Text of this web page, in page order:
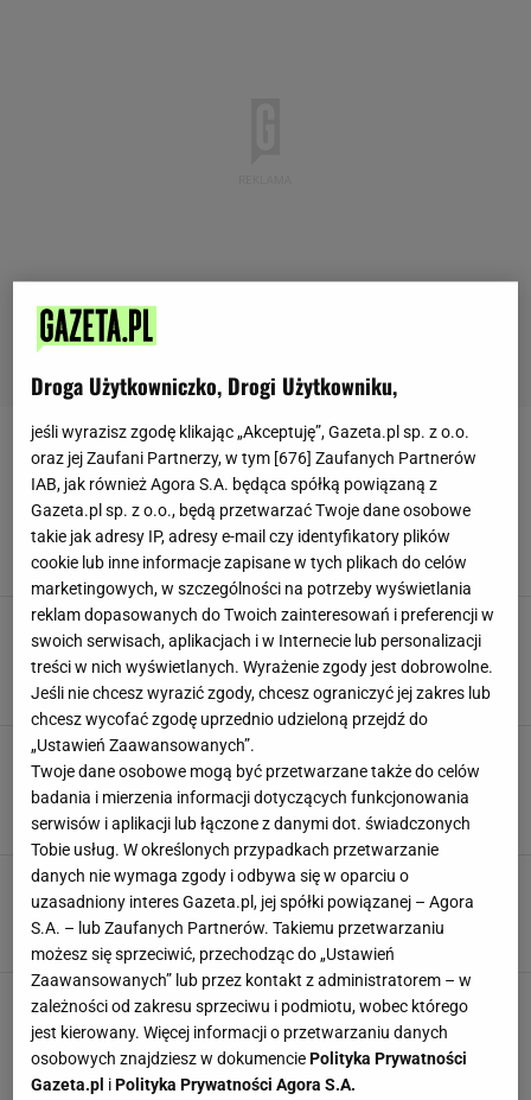
MAŚLAKI
Jak wygląda borowiec dęty i czy jest jadalny?
Kuzyn maślaka rośnie tylko przy tych drzewach
GRZYBOBRANIE GRZYBY GRZYBY JADALNE
Niepozorne, a lepsze niż prawdziwki.
Grzybiarze omijają je szerokim łukiem i
popełniają błąd
GRZYBOBRANIE GRZYBY MAŚLAKI
Dlaczego babcie zawsze obierały te grzyby?
Skórka może zniszczyć nie tylko smak, ale i
cały dzień
DOMOWE SPOSOBY GRZYBY GRZYBY JADALNE
Z nich zrobisz najlepszy sos. Szukaj przy
sosnach i innych iglakach
GRZYBY GRZYBY JADALNE MAŚLAKI
3 składniki i 25 minut. Tyle wystarczy, by z
maślaków wyczarować przepyszne danie. Jest
obłędne
GRZYBY
Droga Użytkowniczko, Drogi Użytkowniku,
jeśli wyrazisz zgodę klikając „Akceptuję”, Gazeta.pl sp. z o.o.
oraz jej Zaufani Partnerzy, w tym [676] Zaufanych Partnerów
IAB, jak również Agora S.A. będąca spółką powiązaną z
Gazeta.pl sp. z o.o., będą przetwarzać Twoje dane osobowe
takie jak adresy IP, adresy e-mail czy identyfikatory plików
cookie lub inne informacje zapisane w tych plikach do celów
marketingowych, w szczególności na potrzeby wyświetlania
reklam dopasowanych do Twoich zainteresowań i preferencji w
swoich serwisach, aplikacjach i w Internecie lub personalizacji
treści w nich wyświetlanych. Wyrażenie zgody jest dobrowolne.
Jeśli nie chcesz wyrazić zgody, chcesz ograniczyć jej zakres lub
chcesz wycofać zgodę uprzednio udzieloną przejdź do
„Ustawień Zaawansowanych”.
Twoje dane osobowe mogą być przetwarzane także do celów
badania i mierzenia informacji dotyczących funkcjonowania
serwisów i aplikacji lub łączone z danymi dot. świadczonych
Tobie usług. W określonych przypadkach przetwarzanie
danych nie wymaga zgody i odbywa się w oparciu o
uzasadniony interes Gazeta.pl, jej spółki powiązanej – Agora
S.A. – lub Zaufanych Partnerów. Takiemu przetwarzaniu
możesz się sprzeciwić, przechodząc do „Ustawień
Zaawansowanych” lub przez kontakt z administratorem – w
zależności od zakresu sprzeciwu i podmiotu, wobec którego
jest kierowany. Więcej informacji o przetwarzaniu danych
osobowych znajdziesz w dokumenciePolityka Prywatności
Gazeta.pl iPolityka Prywatności Agora S.A.